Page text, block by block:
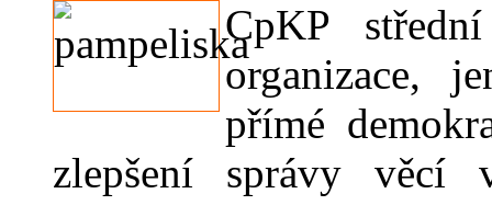
CpKP
organizace,
přímé
zlepšení správy věcí